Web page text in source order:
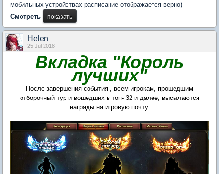
мобильных устройствах расписание отображается верно)
Смотреть
Нelen
25 Jul 2018
Вкладка "Король
лучших"
После завершения события , всем игрокам, прошедшим
отборочный тур и вошедших в топ- 32 и далее, высылаются
награды на игровую почту.